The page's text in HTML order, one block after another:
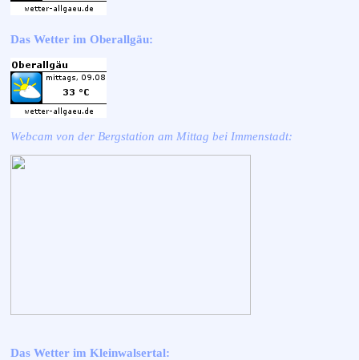
Das Wetter im Oberallgäu:
Webcam von der Bergstation am Mittag bei Immenstadt:
Das Wetter im Kleinwalsertal: